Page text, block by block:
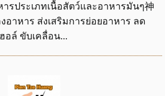
ารประเภทเนื้อสัตว์และอาหารมันๆ神
อาหาร ส่งเสริมการย่อยอาหาร ลด
อล์ ขับเคลื่อน...